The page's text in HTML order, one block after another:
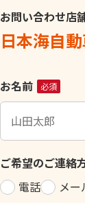
お問い合わせ店
日本海自
こ
の
ィ
ー
ル
ド
お名前 必須
ご希望のご連絡
電話
メー